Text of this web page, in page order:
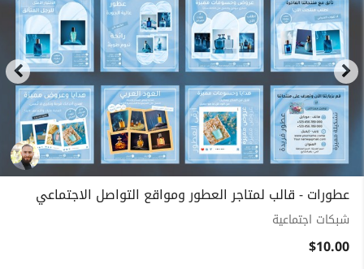
عطورات - قالب لمتاجر العطور ومواقع التواصل الاجتماعي
شبكات اجتماعية
$10.00